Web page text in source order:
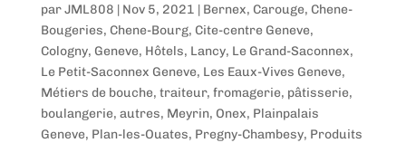
parJML808 | Nov 5, 2021 | Bernex, Carouge, Chene-
Bougeries, Chene-Bourg, Cite-centre Geneve,
Cologny, Geneve, Hôtels, Lancy, Le Grand-Saconnex,
Le Petit-Saconnex Geneve, Les Eaux-Vives Geneve,
Métiers de bouche, traiteur, fromagerie, pâtisserie,
boulangerie, autres, Meyrin, Onex, Plainpalais
Geneve, Plan-les-Ouates, Pregny-Chambesy, Produits